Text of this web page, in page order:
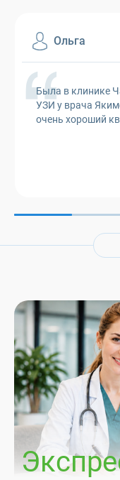
Ольга
Была в клинике
УЗИ у врача
очень хороший